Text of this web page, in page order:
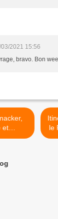
2021 15:56
bravo. Bon
et
le